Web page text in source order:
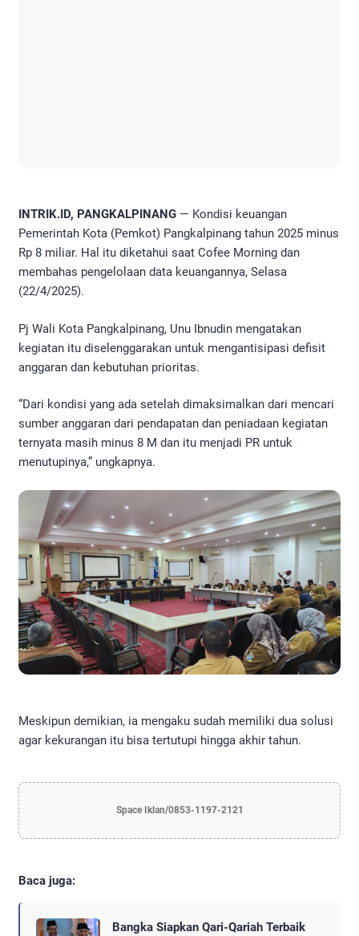
INTRIK.ID, PANGKALPINANG — Kondisi keuangan
Pemerintah Kota (Pemkot) Pangkalpinang tahun 2025 minus
Rp 8 miliar. Hal itu diketahui saat Cofee Morning dan
membahas pengelolaan data keuangannya, Selasa
(22/4/2025).
Pj Wali Kota Pangkalpinang, Unu Ibnudin mengatakan
kegiatan itu diselenggarakan untuk mengantisipasi defisit
anggaran dan kebutuhan prioritas.
“Dari kondisi yang ada setelah dimaksimalkan dari mencari
sumber anggaran dari pendapatan dan peniadaan kegiatan
ternyata masih minus 8 M dan itu menjadi PR untuk
menutupinya,” ungkapnya.
Meskipun demikian, ia mengaku sudah memiliki dua solusi
agar kekurangan itu bisa tertutupi hingga akhir tahun.
Space Iklan/0853-1197-2121
Baca juga:
Bangka Siapkan Qari-Qariah Terbaik